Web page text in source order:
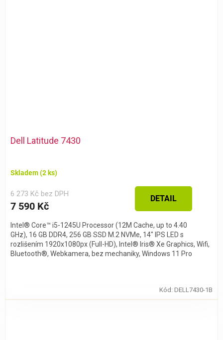
Dell Latitude 7430
Skladem(2 ks)
6 273 Kč bez DPH
7 590 Kč
DETAIL
Intel® Core™ i5-1245U Processor (12M Cache, up to 4.40
GHz), 16 GB DDR4, 256 GB SSD M.2 NVMe, 14" IPS LED s
rozlišením 1920x1080px (Full-HD), Intel® Iris® Xe Graphics, Wifi,
Bluetooth®, Webkamera, bez mechaniky, Windows 11 Pro
Kód: DELL7430-1B